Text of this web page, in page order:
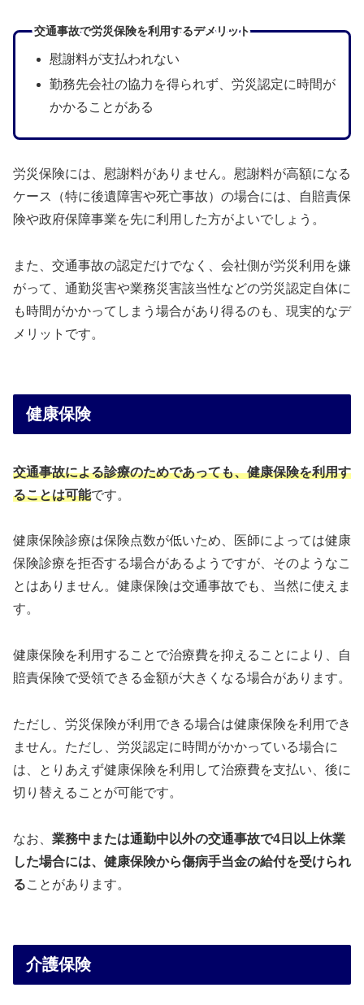
交通事故で労災保険を利用するデメリット
慰謝料が支払われない
勤務先会社の協力を得られず、労災認定に時間が
かかることがある
労災保険には、慰謝料がありません。慰謝料が高額になる
ケース（特に後遺障害や死亡事故）の場合には、自賠責保
険や政府保障事業を先に利用した方がよいでしょう。
また、交通事故の認定だけでなく、会社側が労災利用を嫌
がって、通勤災害や業務災害該当性などの労災認定自体に
も時間がかかってしまう場合があり得るのも、現実的なデ
メリットです。
健康保険
交通事故による診療のためであっても、健康保険を利用す
ることは可能です。
健康保険診療は保険点数が低いため、医師によっては健康
保険診療を拒否する場合があるようですが、そのようなこ
とはありません。健康保険は交通事故でも、当然に使えま
す。
健康保険を利用することで治療費を抑えることにより、自
賠責保険で受領できる金額が大きくなる場合があります。
ただし、労災保険が利用できる場合は健康保険を利用でき
ません。ただし、労災認定に時間がかかっている場合に
は、とりあえず健康保険を利用して治療費を支払い、後に
切り替えることが可能です。
なお、 業務中または通勤中以外の交通事故で4日以上休業
した場合には、健康保険から傷病手当金の給付を受けられ
ることがあります。
介護保険